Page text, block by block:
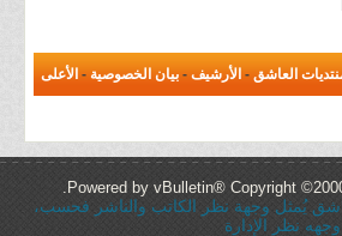
العاشق - الأرشيف - بيان الخصوصية - الأعلى
Powered by vBulletin® Copyright
يُمثل وجهة نظر الكاتب والناشر فحسب،
نظر الإدارة